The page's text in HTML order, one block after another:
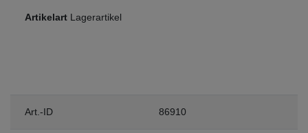
Artikelart Lagerartikel
Art.-ID 86910